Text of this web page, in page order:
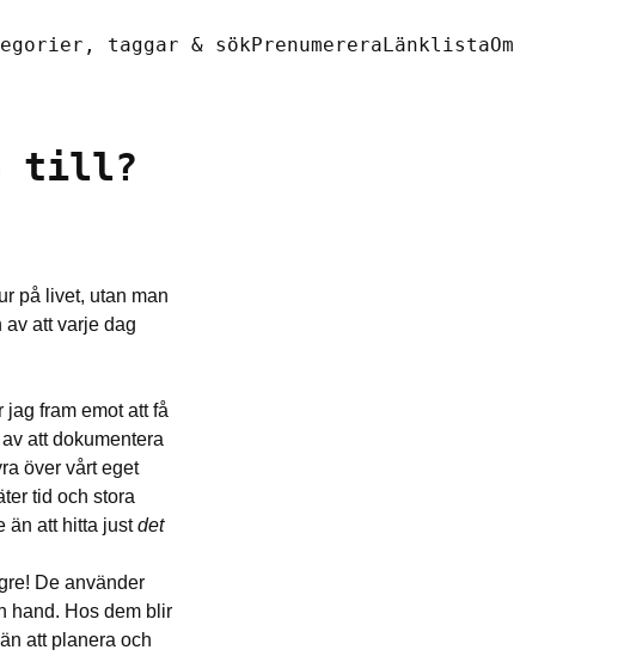
taggar & sökPrenumereraLänklistaOm
till?
på livet, utan man
att varje dag
fram emot att få
att dokumentera
över vårt eget
tid och stora
än att hitta justdet
De använder
hand. Hos dem blir
att planera och